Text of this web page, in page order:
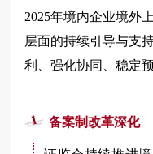
2025年境内企业境外
层面的持续引导与支
利、强化协同、稳定
1 备案制改革深化